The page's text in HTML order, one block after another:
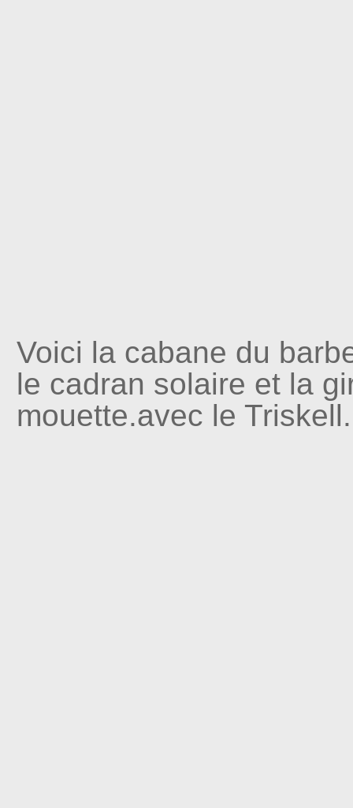
Voici la cabane du
le cadran solaire et la
mouette.avec le Triskell.